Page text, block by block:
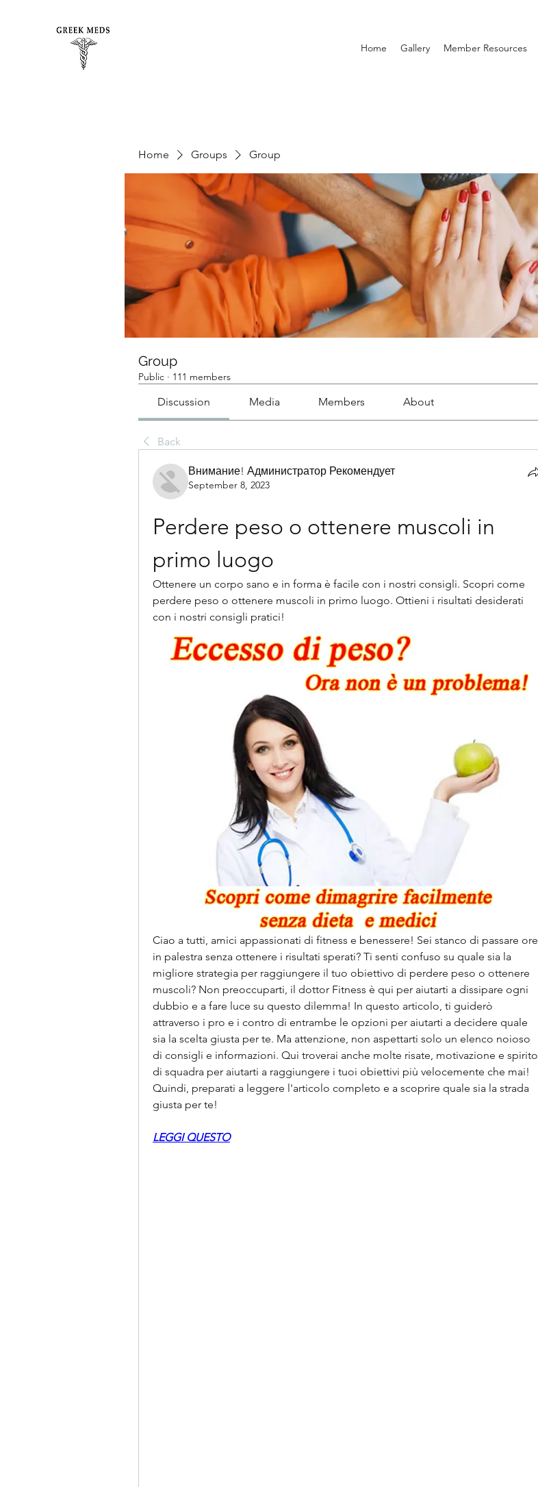
Home Gallery Member Resources
Home Groups Group
Group
Public · 111 members
Discussion Media Members About
Back
Внимание! Администратор Рекомендует
September 8, 2023
Perdere peso o ottenere muscoli in
primo luogo
Ottenere un corpo sano e in forma è facile con i nostri consigli. Scopri come
perdere peso o ottenere muscoli in primo luogo. Ottieni i risultati desiderati
con i nostri consigli pratici!
Ciao a tutti, amici appassionati di fitness e benessere! Sei stanco di passare ore
in palestra senza ottenere i risultati sperati? Ti senti confuso su quale sia la
migliore strategia per raggiungere il tuo obiettivo di perdere peso o ottenere
muscoli? Non preoccuparti, il dottor Fitness è qui per aiutarti a dissipare ogni
dubbio e a fare luce su questo dilemma! In questo articolo, ti guiderò
attraverso i pro e i contro di entrambe le opzioni per aiutarti a decidere quale
sia la scelta giusta per te. Ma attenzione, non aspettarti solo un elenco noioso
di consigli e informazioni. Qui troverai anche molte risate, motivazione e spirito
di squadra per aiutarti a raggiungere i tuoi obiettivi più velocemente che mai!
Quindi, preparati a leggere l'articolo completo e a scoprire quale sia la strada
giusta per te!
LEGGI QUESTO